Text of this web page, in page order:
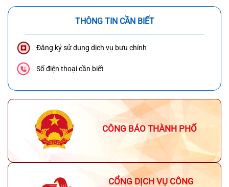
THÔNG TIN CẦN BIẾT
Đăng ký sử dụng dịch vụ bưu chính
Số điện thoại cần biết
CÔNG BÁO THÀNH PHỐ
CỔNG DỊCH VỤ CÔNG